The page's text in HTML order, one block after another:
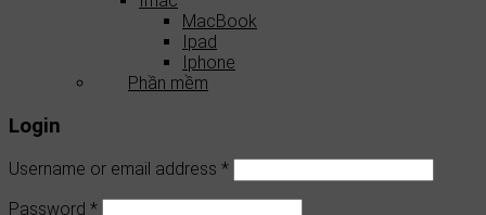
MacBook
Ipad
Iphone
Phần mềm
Login
Username or email address *
Password *